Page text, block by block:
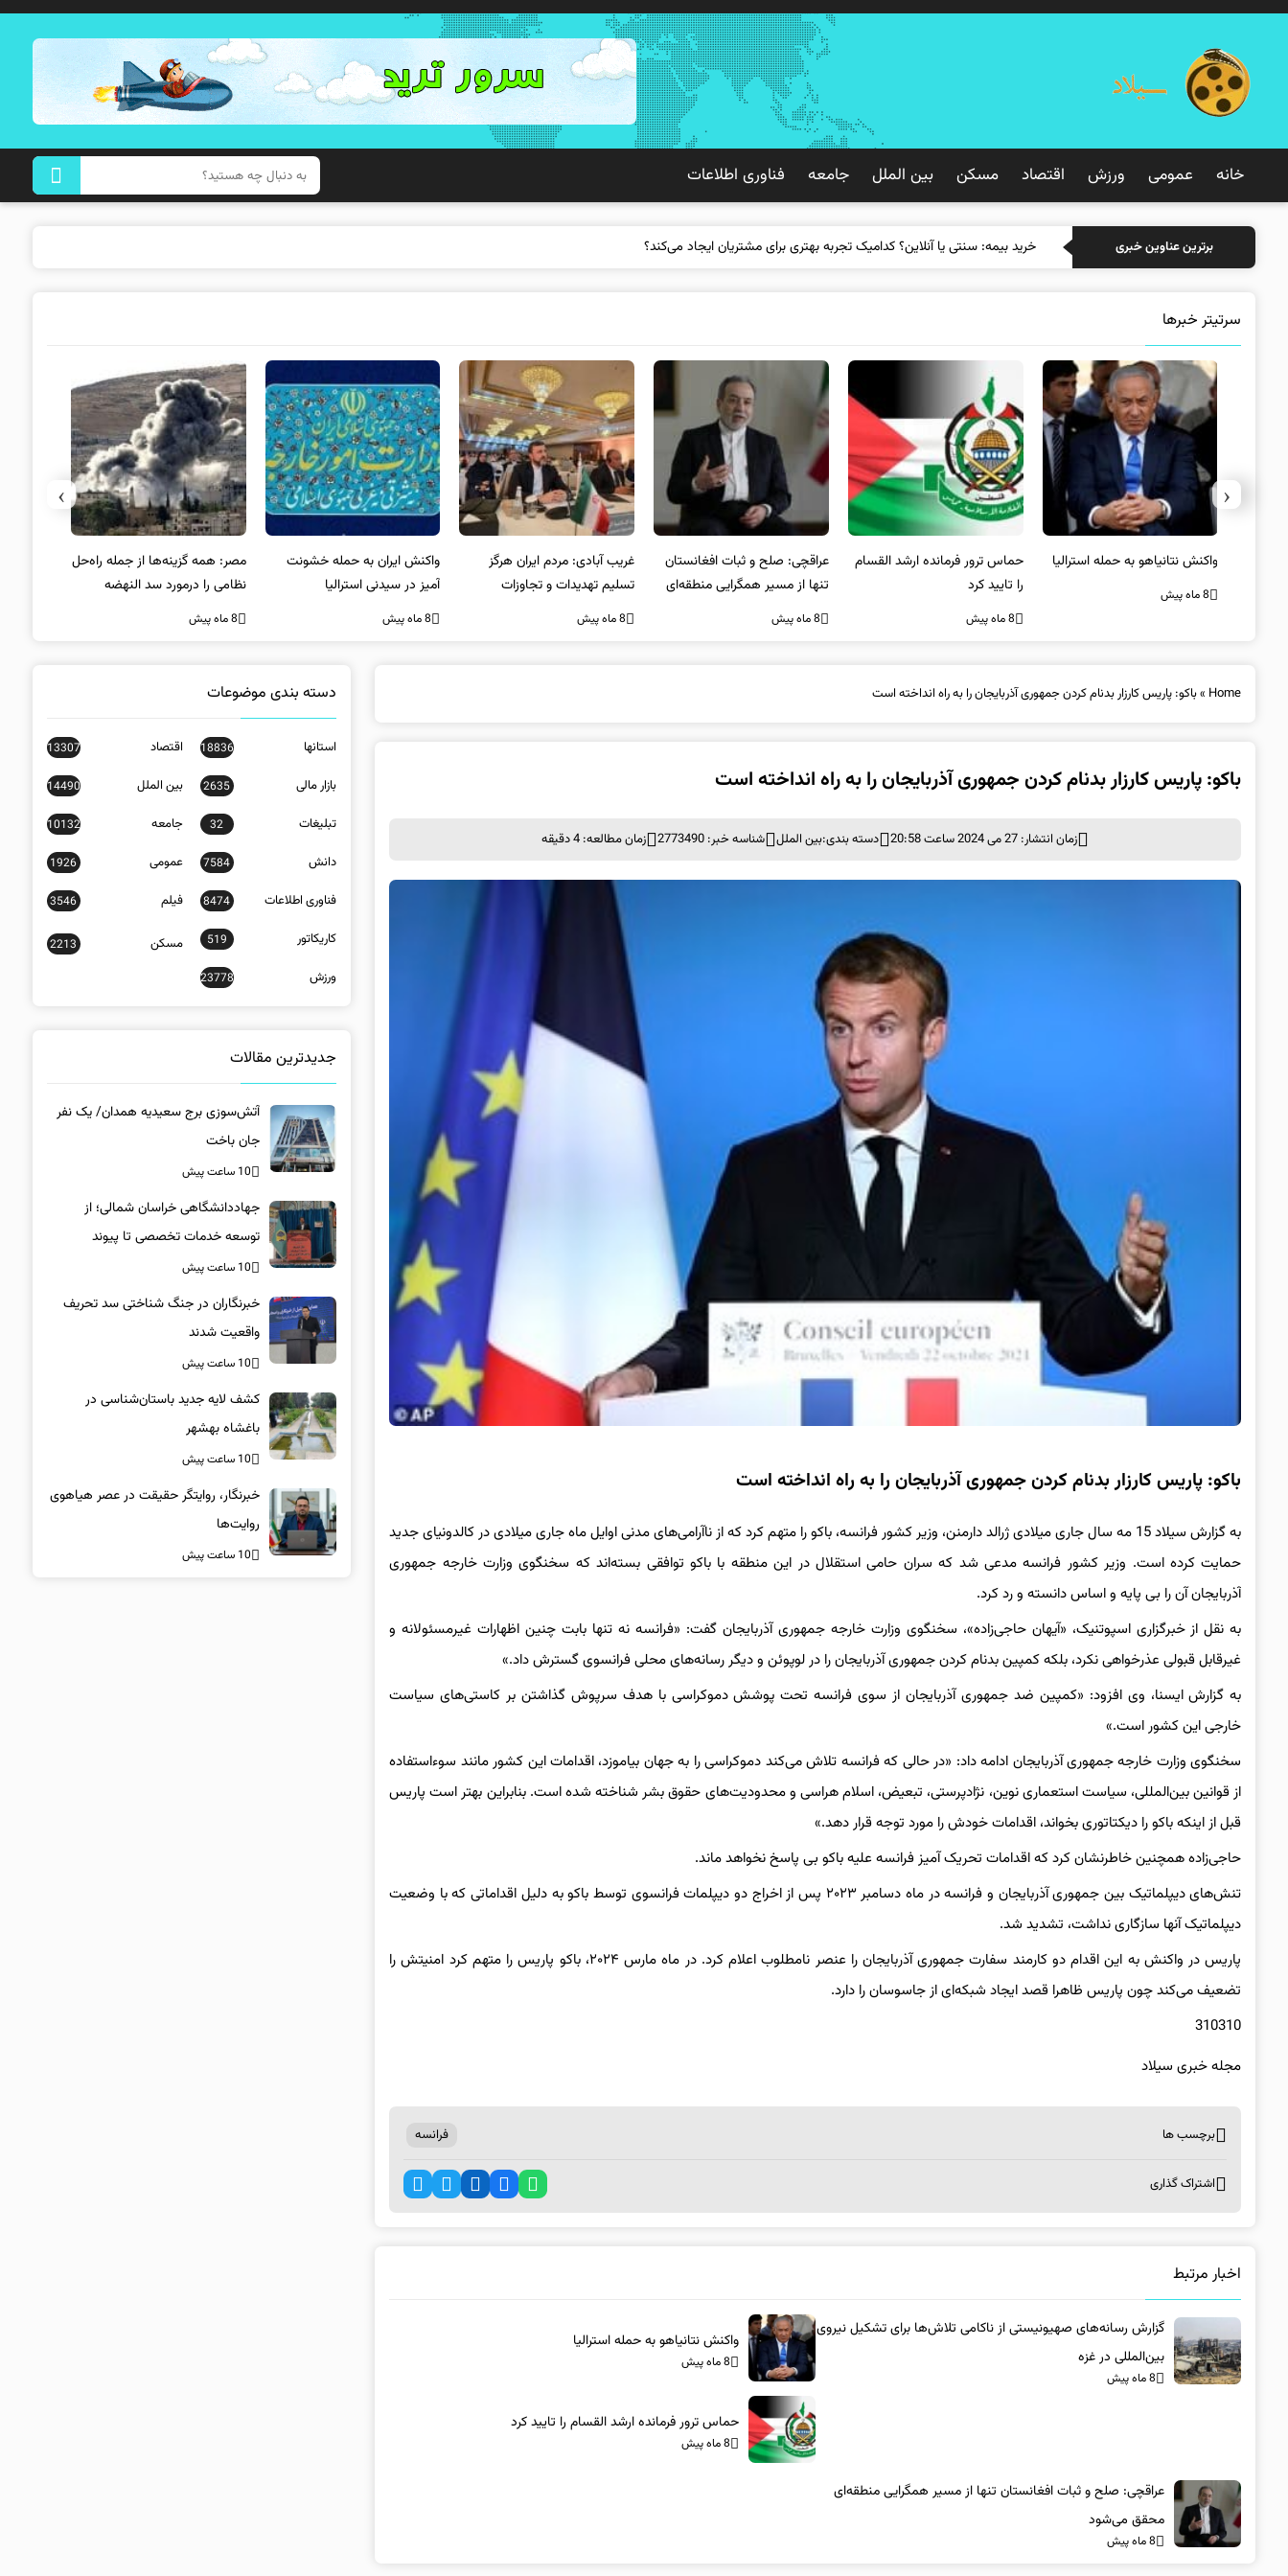
خانه عمومی ورزش اقتصاد مسکن بین الملل جامعه فناوری اطلاعات
برترین عناوین خبری خرید بیمه: سنتی
سرتیتر خبرها
واکنش نتانیاهو به حمله استرالیا
8 ماه پیش
حماس ترور فرمانده ارشد القسام
را تایید کرد
8 ماه پیش
عراقچی: صلح و ثبات افغانستان
تنها از مسیر همگرایی منطقه‌ای
محقق می‌شود
8 ماه پیش
غریب آبادی: مردم ایران هرگز
تسلیم تهدیدات و تجاوزات
نخواهند شد و متحد و منسجم
8 ماه پیش
واکنش ایران به حمله خشونت
آمیز در سیدنی استرالیا
8 ماه پیش
مصر: همه گزینه‌ها از جمله راه‌حل
نظامی را درمورد سد النهضه
بررسی می‌کنیم
8 ماه پیش
‹
›
Home
»باکو: پاریس کارزار بدنام کردن جمهوری آذربایجان را به راه انداخته است
باکو: پاریس کارزار بدنام کردن جمهوری آذربایجان را به راه انداخته است
زمان انتشار: 27 می 2024 ساعت 20:58 دسته بندی:بین الملل شناسه خبر: 2773490 زمان مطالعه: 4 دقیقه
باکو: پاریس کارزار بدنام کردن جمهوری آذربایجان را به راه انداخته است
به گزارش سیلاد 15 مه سال جاری میلادی ژرالد دارمنن، وزیر کشور فرانسه، باکو را متهم کرد که از ناآرامی‌های مدنی اوایل ماه جاری میلادی در کالدونیای جدید
حمایت کرده است. وزیر کشور فرانسه مدعی شد که سران حامی استقلال در این منطقه با باکو توافقی بسته‌اند که سخنگوی وزارت خارجه جمهوری
آذربایجان آن را بی پایه و اساس دانسته و رد کرد.
به نقل از خبرگزاری اسپوتنیک، «آیهان حاجی‌زاده»، سخنگوی وزارت خارجه جمهوری آذربایجان گفت: «فرانسه نه تنها بابت چنین اظهارات غیرمسئولانه و
غیرقابل قبولی عذرخواهی نکرد، بلکه کمپین بدنام کردن جمهوری آذربایجان را در لوپوئن و دیگر رسانه‌های محلی فرانسوی گسترش داد.»
به گزارش ایسنا، وی افزود: «کمپین ضد جمهوری آذربایجان از سوی فرانسه تحت پوشش دموکراسی با هدف سرپوش گذاشتن بر کاستی‌های سیاست
خارجی این کشور است.»
سخنگوی وزارت خارجه جمهوری آذربایجان ادامه داد: «در حالی که فرانسه تلاش می‌کند دموکراسی را به جهان بیاموزد، اقدامات این کشور مانند سوء‌استفاده
از قوانین بین‌المللی، سیاست استعماری نوین، نژادپرستی، تبعیض، اسلام هراسی و محدودیت‌های حقوق بشر شناخته شده است. بنابراین بهتر است پاریس
قبل از اینکه باکو را دیکتاتوری بخواند، اقدامات خودش را مورد توجه قرار دهد.»
حاجی‌زاده همچنین خاطرنشان کرد که اقدامات تحریک آمیز فرانسه علیه باکو بی پاسخ نخواهد ماند.
تنش‌های دیپلماتیک بین جمهوری آذربایجان و فرانسه در ماه دسامبر ۲۰۲۳ پس از اخراج دو دیپلمات فرانسوی توسط باکو به دلیل اقداماتی که با وضعیت
دیپلماتیک آنها سازگاری نداشت، تشدید شد.
پاریس در واکنش به این اقدام دو کارمند سفارت جمهوری آذربایجان را عنصر نامطلوب اعلام کرد. در ماه مارس ۲۰۲۴، باکو پاریس را متهم کرد امنیتش را
تضعیف می‌کند چون پاریس ظاهرا قصد ایجاد شبکه‌ای از جاسوسان را دارد.
310310
مجله خبری سیلاد
برچسب ها فرانسه
اشتراک گذاری
اخبار مرتبط
گزارش رسانه‌های صهیونیستی از ناکامی تلاش‌ها برای تشکیل نیروی
بین‌المللی در غزه
8 ماه پیش
واکنش نتانیاهو به حمله استرالیا
8 ماه پیش
حماس ترور فرمانده ارشد القسام را تایید کرد
8 ماه پیش
عراقچی: صلح و ثبات افغانستان تنها از مسیر همگرایی منطقه‌ای
محقق می‌شود
8 ماه پیش
دسته بندی موضوعات
استانها 18836 اقتصاد 13307
بازار مالی 2635 بین الملل 14490
تبلیغات 32 جامعه 10132
دانش 7584 عمومی 1926
فناوری اطلاعات 8474 فیلم 3546
کاریکاتور 519 مسکن 2213
ورزش 23778
جدیدترین مقالات
آتش‌سوزی برج سعیدیه همدان/ یک نفر
جان باخت
10 ساعت پیش
جهاددانشگاهی خراسان شمالی؛ از
توسعه خدمات تخصصی تا پیوند
دانشگاه و جامعه
10 ساعت پیش
خبرنگاران در جنگ شناختی سد تحریف
واقعیت شدند
10 ساعت پیش
کشف لایه جدید باستان‌شناسی در
باغشاه بهشهر
10 ساعت پیش
خبرنگار، روایتگر حقیقت در عصر هیاهوی
روایت‌ها
10 ساعت پیش